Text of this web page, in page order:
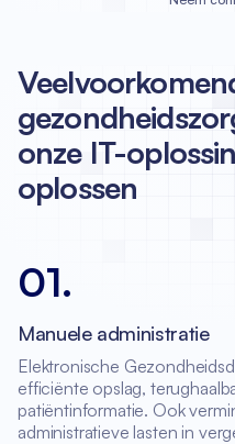
onze IT-
oplossen
01.
Manuele administratie
Elektronische
efficiënte opslag,
patiëntinformatie. Ook
administratieve lasten in